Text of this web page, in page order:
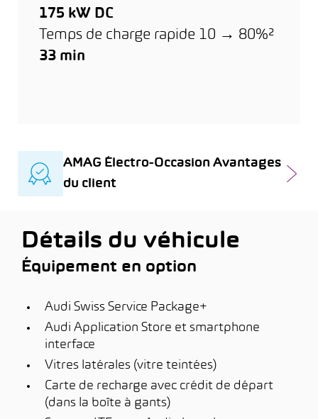
175 kW DC
Temps de charge rapide 10 → 80%²
33 min
AMAG Électro-Occasion Avantages
du client
Détails du véhicule
Équipement en option
Audi Swiss Service Package+
Audi Application Store et smartphone
interface
Vitres latérales (vitre teintées)
Carte de recharge avec crédit de départ
(dans la boîte à gants)